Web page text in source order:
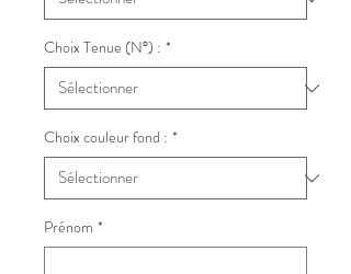
Choix Tenue (N°) : *
Choix couleur fond : *
Prénom *